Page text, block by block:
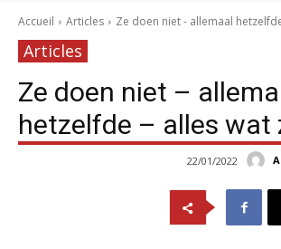
Accueil Articles Ze doen niet - allemaal
Articles
Ze doen niet –
hetzelfde – alles wat
22/01/2022